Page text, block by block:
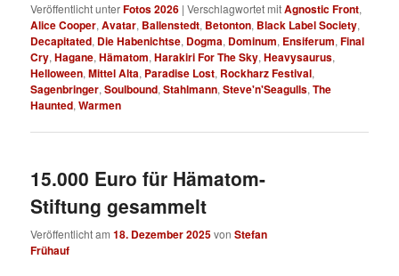
Veröffentlicht unterFotos 2026 |Verschlagwortet mitAgnostic Front,
Alice Cooper,Avatar, Ballenstedt, Betonton, Black Label Society,
Decapitated, Die Habenichtse, Dogma, Dominum, Ensiferum,Final
Cry,Hagane,Hämatom,Harakiri For The Sky,Heavysaurus,
Helloween,Mittel Alta, Paradise Lost, Rockharz Festival,
Sagenbringer,Soulbound,Stahlmann,Steve'n'Seagulls,The
Haunted,Warmen
15.000 Euro für Hämatom-
Stiftung gesammelt
Veröffentlicht am18. Dezember 2025vonStefan
Frühauf